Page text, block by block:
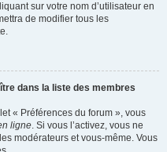
sur votre nom d’utilisateur en
de modifier tous les
dans la liste des membres
« Préférences du forum », vous
ligne. Si vous l’activez, vous ne
modérateurs et vous-même. Vous